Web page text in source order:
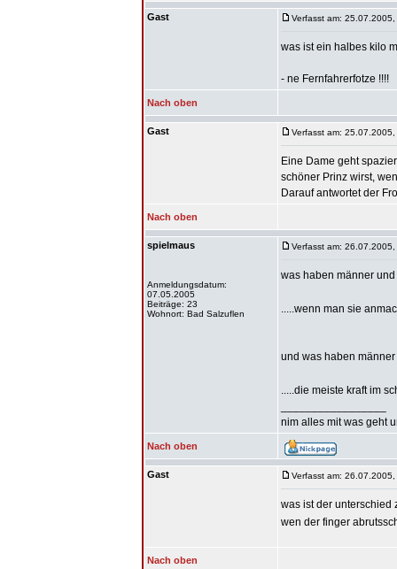
Gast Verfasst am:
was ist ein halbes kilo
- ne Fernfahrerfotze !!!!
Nach oben
Gast Verfasst am:
Eine Dame geht
schöner Prinz wirst,
Darauf antwortet der
Nach oben
spielmaus
Anmeldungsdatum:
07.05.2005
Beiträge: 23
Wohnort: Bad Salzuflen
Verfasst am:
was haben männer
.....wenn man sie
und was haben
.....die meiste kraft im
nim alles mit was geht
Nach oben
Gast Verfasst am:
was ist der unterschied
wen der finger
Nach oben